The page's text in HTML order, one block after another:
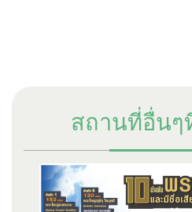
สถานที่อื่นๆ